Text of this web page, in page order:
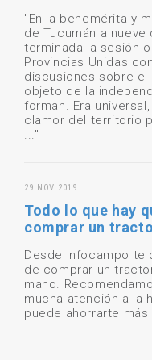
"En la benemérita y
de Tucumán a
terminada la sesión
Provincias Unidas
discusiones sobre el
objeto de la
forman. Era
clamor del territorio
..."
29 NOV 2019
Todo lo que hay
comprar un
Desde Infocampo te
de comprar un
mano.
mucha atención a la
puede ahorrarte